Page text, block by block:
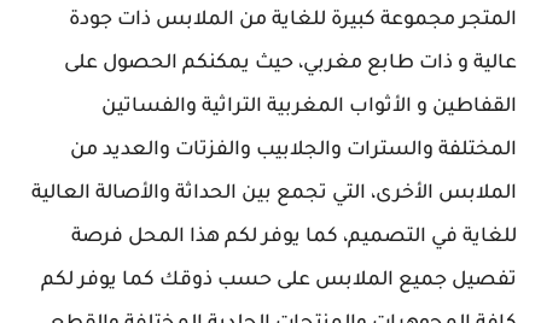
المتجر مجموعة كبيرة للغاية من الملابس ذات جودة
عالية و ذات طابع مغربي، حيث يمكنكم الحصول على
القفاطين و الأثواب المغربية التراثية والفساتين
المختلفة والسترات والجلابيب والفزتات والعديد من
الملابس الأخرى، التي تجمع بين الحداثة والأصالة العالية
للغاية في التصميم، كما يوفر لكم هذا المحل فرصة
تفصيل جميع الملابس على حسب ذوقك كما يوفر لكم